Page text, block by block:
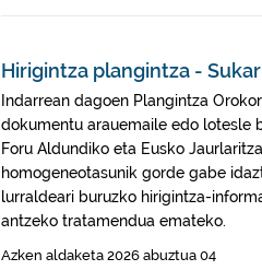
Hirigintza plangintza -
Indarrean dagoen Plangintza
dokumentu arauemaile edo lotesle
Foru Aldundiko eta Eusko
homogeneotasunik gorde gabe
lurraldeari buruzko hirigintza-
antzeko tratamendua emateko.
Azken aldaketa 2026 abuztua 04